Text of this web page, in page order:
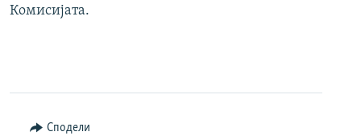
Комисијата.
Сподели